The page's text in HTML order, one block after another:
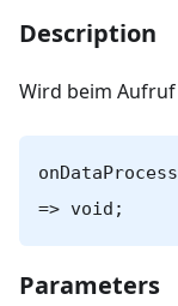
Description
Wird beim
=> void;
Parameters